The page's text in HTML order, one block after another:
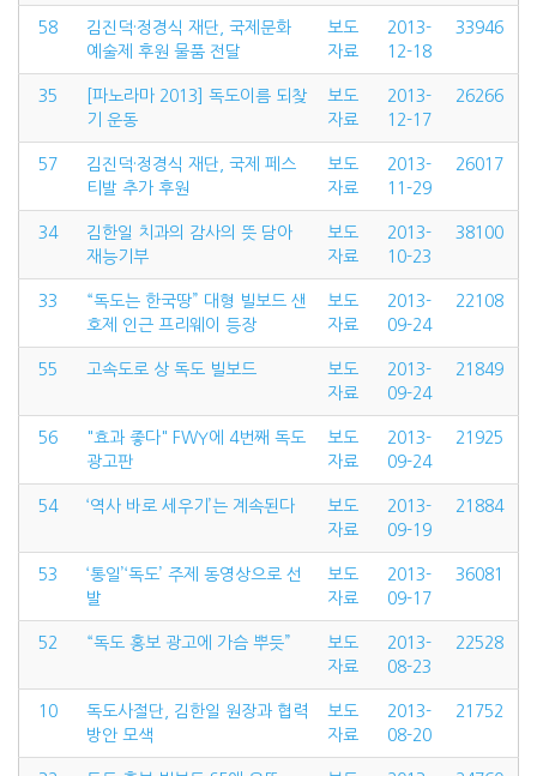
58
김진덕·정경식 재단, 국제문화
예술제 후원 물품 전달
보도
자료
2013-
12-18
33946
35
[파노라마 2013] 독도이름 되찾
기 운동
보도
자료
2013-
12-17
26266
57
김진덕·정경식 재단, 국제 페스
티발 추가 후원
보도
자료
2013-
11-29
26017
34
김한일 치과의 감사의 뜻 담아
재능기부
보도
자료
2013-
10-23
38100
33
“독도는 한국땅” 대형 빌보드 샌
호제 인근 프리웨이 등장
보도
자료
2013-
09-24
22108
55 고속도로 상 독도 빌보드
보도
자료
2013-
09-24
21849
56
"효과 좋다" FWY에 4번째 독도
광고판
보도
자료
2013-
09-24
21925
54 ‘역사 바로 세우기’는 계속된다
보도
자료
2013-
09-19
21884
53
‘통일’‘독도’ 주제 동영상으로 선
발
보도
자료
2013-
09-17
36081
52 “독도 홍보 광고에 가슴 뿌듯”
보도
자료
2013-
08-23
22528
10
독도사절단, 김한일 원장과 협력
방안 모색
보도
자료
2013-
08-20
21752